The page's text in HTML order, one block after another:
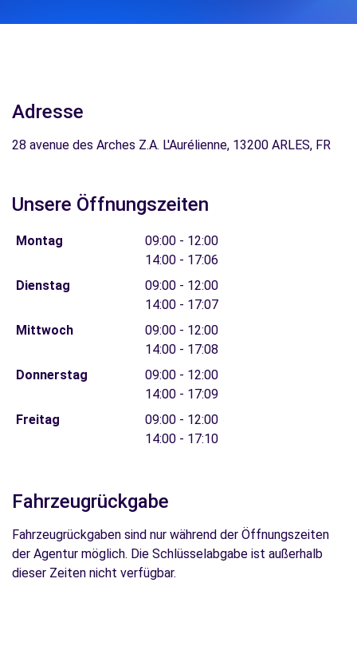
Adresse
28 avenue des Arches Z.A. L'Aurélienne, 13200 ARLES, FR
Unsere Öffnungszeiten
Montag
09:00 - 12:00
14:00 - 17:06
Dienstag
09:00 - 12:00
14:00 - 17:07
Mittwoch
09:00 - 12:00
14:00 - 17:08
Donnerstag
09:00 - 12:00
14:00 - 17:09
Freitag
09:00 - 12:00
14:00 - 17:10
Fahrzeugrückgabe
Fahrzeugrückgaben sind nur während der Öffnungszeiten
der Agentur möglich. Die Schlüsselabgabe ist außerhalb
dieser Zeiten nicht verfügbar.